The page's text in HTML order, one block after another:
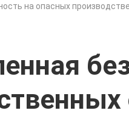
на опасных